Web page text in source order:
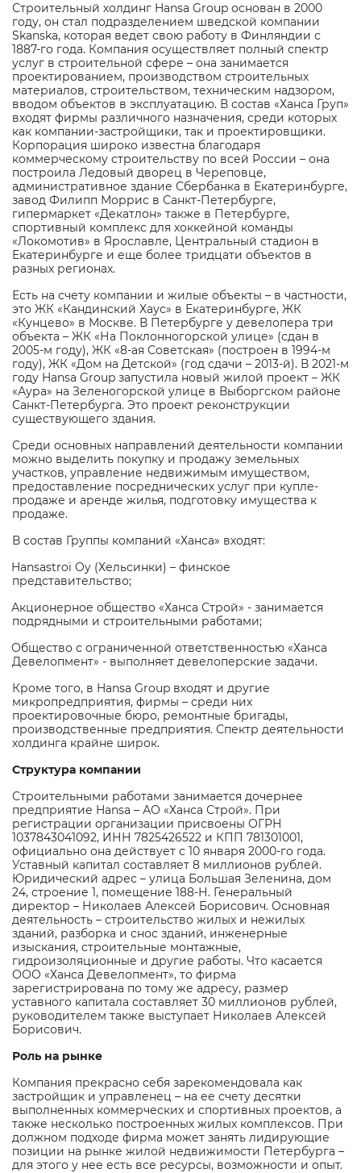
Строительный холдинг Hansa Group основан в 2000
году, он стал подразделением шведской компании
Skanska, которая ведет свою работу в Финляндии с
1887-го года. Компания осуществляет полный спектр
услуг в строительной сфере – она занимается
проектированием, производством строительных
материалов, строительством, техническим надзором,
вводом объектов в эксплуатацию. В состав «Ханса Груп»
входят фирмы различного назначения, среди которых
как компании-застройщики, так и проектировщики.
Корпорация широко известна благодаря
коммерческому строительству по всей России – она
построила Ледовый дворец в Череповце,
административное здание Сбербанка в Екатеринбурге,
завод Филипп Моррис в Санкт-Петербурге,
гипермаркет «Декатлон» также в Петербурге,
спортивный комплекс для хоккейной команды
«Локомотив» в Ярославле, Центральный стадион в
Екатеринбурге и еще более тридцати объектов в
разных регионах.
Есть на счету компании и жилые объекты – в частности,
это ЖК «Кандинский Хаус» в Екатеринбурге, ЖК
«Кунцево» в Москве. В Петербурге у девелопера три
объекта – ЖК «На Поклонногорской улице» (сдан в
2005-м году), ЖК «8-ая Советская» (построен в 1994-м
году), ЖК «Дом на Детской» (год сдачи – 2013-й). В 2021-м
году Hansa Group запустила новый жилой проект – ЖК
«Аура» на Зеленогорской улице в Выборгском районе
Санкт-Петербурга. Это проект реконструкции
существующего здания.
Среди основных направлений деятельности компании
можно выделить покупку и продажу земельных
участков, управление недвижимым имуществом,
предоставление посреднических услуг при купле-
продаже и аренде жилья, подготовку имущества к
продаже.
В состав Группы компаний «Ханса» входят:
Hansastroi Oy (Хельсинки) – финское
представительство;
Акционерное общество «Ханса Строй» - занимается
подрядными и строительными работами;
Общество с ограниченной ответственностью «Ханса
Девелопмент» - выполняет девелоперские задачи.
Кроме того, в Hansa Group входят и другие
микропредприятия, фирмы – среди них
проектировочные бюро, ремонтные бригады,
производственные предприятия. Спектр деятельности
холдинга крайне широк.
Структура компании
Строительными работами занимается дочернее
предприятие Hansa – АО «Ханса Строй». При
регистрации организации присвоены ОГРН
1037843041092, ИНН 7825426522 и КПП 781301001,
официально она действует с 10 января 2000-го года.
Уставный капитал составляет 8 миллионов рублей.
Юридический адрес – улица Большая Зеленина, дом
24, строение 1, помещение 188-Н. Генеральный
директор – Николаев Алексей Борисович. Основная
деятельность – строительство жилых и нежилых
зданий, разборка и снос зданий, инженерные
изыскания, строительные монтажные,
гидроизоляционные и другие работы. Что касается
ООО «Ханса Девелопмент», то фирма
зарегистрирована по тому же адресу, размер
уставного капитала составляет 30 миллионов рублей,
руководителем также выступает Николаев Алексей
Борисович.
Роль на рынке
Компания прекрасно себя зарекомендовала как
застройщик и управленец – на ее счету десятки
выполненных коммерческих и спортивных проектов, а
также несколько построенных жилых комплексов. При
должном подходе фирма может занять лидирующие
позиции на рынке жилой недвижимости Петербурга –
для этого у нее есть все ресурсы, возможности и опыт.